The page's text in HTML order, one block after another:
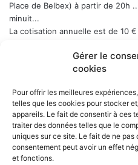
Gérer le
cookies
Pour offrir les meilleures
telles que les cookies pour stocker
appareils. Le fait de consentir à ces
traiter des données telles que le
uniques sur ce site. Le fait de ne pas
consentement peut avoir un effet
et fonctions.
Place de Belbex) à partir de 20h
minuit...
La cotisation annuelle est de 10
cela vous dit, n'hésitez pas !
NOS PARTENAIRES
La ville d'Aurillac
La réponse ludique - 10 rue